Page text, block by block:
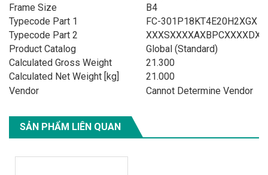
Frame Size
B4
Typecode Part 1
FC-301P18KT4E20H2XGX
Typecode Part 2
XXXSXXXXAXBPCXXXXDX
Product Catalog
Global (Standard)
Calculated Gross Weight
21.300
Calculated Net Weight [kg]
21.000
Vendor
Cannot Determine Vendor
SẢN PHẨM LIÊN QUAN